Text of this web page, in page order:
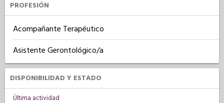
PROFESIÓN
Acompañante Terapéutico
Asistente Gerontológico/a
DISPONIBILIDAD Y ESTADO
Última actividad